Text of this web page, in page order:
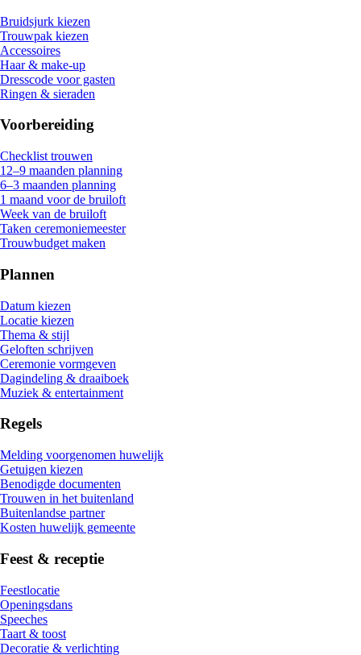
Bruidsjurk kiezen
Trouwpak kiezen
Accessoires
Haar & make-up
Dresscode voor gasten
Ringen & sieraden
Voorbereiding
Checklist trouwen
12–9 maanden planning
6–3 maanden planning
1 maand voor de bruiloft
Week van de bruiloft
Taken ceremoniemeester
Trouwbudget maken
Plannen
Datum kiezen
Locatie kiezen
Thema & stijl
Geloften schrijven
Ceremonie vormgeven
Dagindeling & draaiboek
Muziek & entertainment
Regels
Melding voorgenomen huwelijk
Getuigen kiezen
Benodigde documenten
Trouwen in het buitenland
Buitenlandse partner
Kosten huwelijk gemeente
Feest & receptie
Feestlocatie
Openingsdans
Speeches
Taart & toost
Decoratie & verlichting